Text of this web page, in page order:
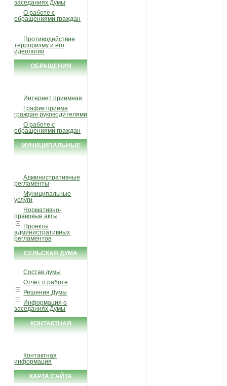
заседаниях Думы
О работе с
обращениями граждан
Противодействие
терроризму и его
идеологии
ОБРАЩЕНИЯ
Интернет приемная
График приема
граждан руководителями
О работе с
обращениями граждан
МУНИЦИПАЛЬНЫЕ
Административные
регламенты
Муниципальные
услуги
Нормативно-
правовые акты
Проекты
административных
регламентов
СЕЛЬСКАЯ ДУМА
Состав думы
Отчет о работе
Решения Думы
Информация о
заседаниях Думы
КОНТАКТНАЯ
Контактная
информация
КАРТА САЙТА